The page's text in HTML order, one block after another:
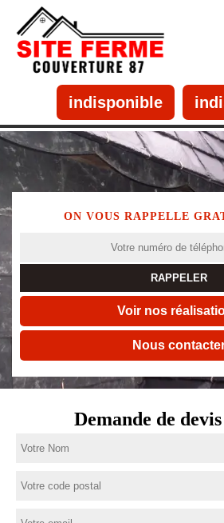
indisponible
ON VOUS RAPPELLE
Voir nos
Nous
Demande de